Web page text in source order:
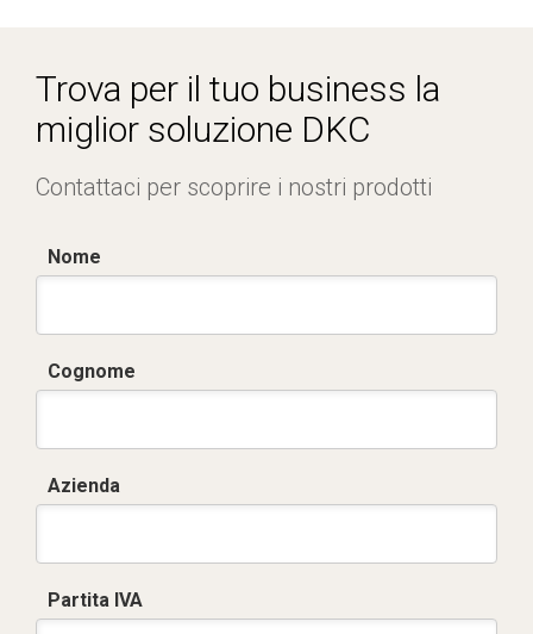
Trova per il tuo business la
miglior soluzione DKC
Contattaci per scoprire i nostri prodotti
Nome
Cognome
Azienda
Partita IVA